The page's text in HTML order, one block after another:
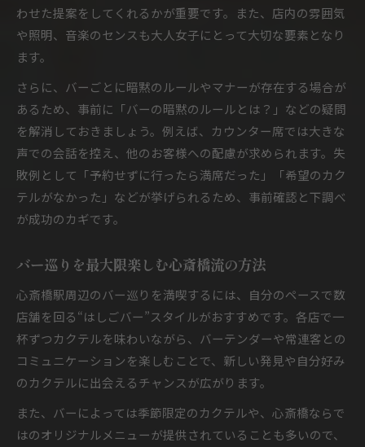
わせた提案をしてくれるかが重要です。また、店内の雰囲気
や照明、音楽のセンスも大人女子にとって大切な要素となり
ます。
さらに、バーごとに暗黙のルールやマナーが存在する場合が
あるため、事前に「バーの暗黙のルールとは？」などの疑問
を解消しておきましょう。例えば、カウンター席では大きな
声での会話を控え、他のお客様への配慮が求められます。失
敗例として「予約せずに行ったら満席だった」「希望のカク
テルがなかった」などが挙げられるため、事前確認と下調べ
が成功のカギです。
バー巡りを最大限楽しむ心斎橋流の方法
心斎橋駅周辺のバー巡りを満喫するには、自分のペースで数
店舗を回る“はしごバー”スタイルがおすすめです。各店で一
杯ずつカクテルを味わいながら、バーテンダーや常連客との
コミュニケーションを楽しむことで、新しい発見や自分好み
のカクテルに出会えるチャンスが広がります。
また、バーによっては季節限定のカクテルや、心斎橋ならで
はのオリジナルメニューが提供されていることも多いので、